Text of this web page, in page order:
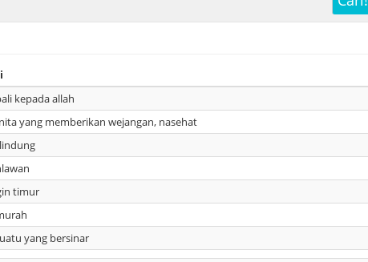
kepada allah
yang memberikan wejangan, nasehat
timur
yang bersinar